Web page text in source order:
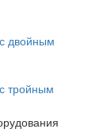
двойным
тройным